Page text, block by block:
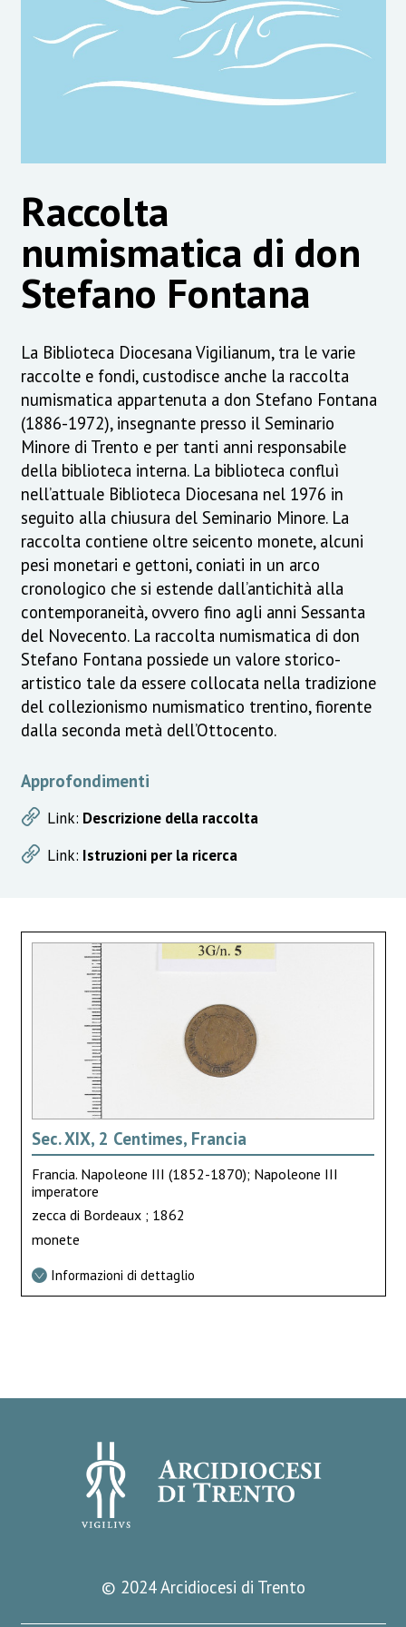
Raccolta
numismatica di don
Stefano Fontana
La Biblioteca Diocesana Vigilianum, tra le varie
raccolte e fondi, custodisce anche la raccolta
numismatica appartenuta a don Stefano Fontana
(1886-1972), insegnante presso il Seminario
Minore di Trento e per tanti anni responsabile
della biblioteca interna. La biblioteca confluì
nell’attuale Biblioteca Diocesana nel 1976 in
seguito alla chiusura del Seminario Minore. La
raccolta contiene oltre seicento monete, alcuni
pesi monetari e gettoni, coniati in un arco
cronologico che si estende dall’antichità alla
contemporaneità, ovvero fino agli anni Sessanta
del Novecento. La raccolta numismatica di don
Stefano Fontana possiede un valore storico-
artistico tale da essere collocata nella tradizione
del collezionismo numismatico trentino, fiorente
dalla seconda metà dell’Ottocento.
Approfondimenti
Link: Descrizione della raccolta
Link: Istruzioni per la ricerca
Sec. XIX, 2 Centimes, Francia
Francia. Napoleone III (1852-1870); Napoleone III
imperatore
zecca di Bordeaux ; 1862
monete
Informazioni di dettaglio
© 2024 Arcidiocesi di Trento